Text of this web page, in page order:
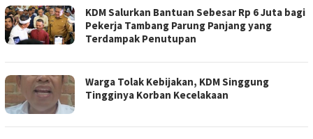
KDM Salurkan Bantuan Sebesar Rp 6 Juta bagi
Pekerja Tambang Parung Panjang yang
Terdampak Penutupan
Warga Tolak Kebijakan, KDM Singgung
Tingginya Korban Kecelakaan